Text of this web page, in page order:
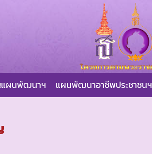
แผนพัฒนาฯ แผนพัฒนาอาชีพประชาชนฯ